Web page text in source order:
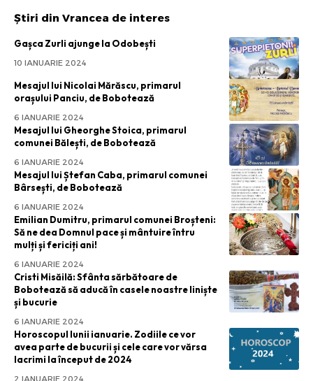
Știri din Vrancea de interes
Gașca Zurli ajunge la Odobești
10 IANUARIE 2024
Mesajul lui Nicolai Mărăscu, primarul
orașului Panciu, de Bobotează
6 IANUARIE 2024
Mesajul lui Gheorghe Stoica, primarul
comunei Bălești, de Bobotează
6 IANUARIE 2024
Mesajul lui Ștefan Caba, primarul comunei
Bârsești, de Bobotează
6 IANUARIE 2024
Emilian Dumitru, primarul comunei Broșteni:
Să ne dea Domnul pace și mântuire întru
mulți și fericiți ani!
6 IANUARIE 2024
Cristi Misăilă: Sfânta sărbătoare de
Bobotează să aducă în casele noastre liniște
și bucurie
6 IANUARIE 2024
Horoscopul lunii ianuarie. Zodiile ce vor
avea parte de bucurii și cele care vor vărsa
lacrimi la început de 2024
2 IANUARIE 2024